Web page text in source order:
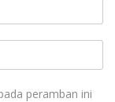
peramban ini